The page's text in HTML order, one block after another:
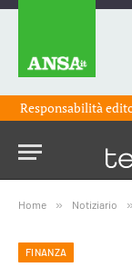
Responsabilità
Home » Notiziario »
FINANZA